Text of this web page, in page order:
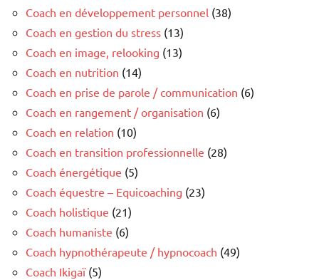
Coach en développement personnel (38)
Coach en gestion du stress (13)
Coach en image, relooking (13)
Coach en nutrition (14)
Coach en prise de parole / communication (6)
Coach en rangement / organisation (6)
Coach en relation (10)
Coach en transition professionnelle (28)
Coach énergétique (5)
Coach équestre – Equicoaching (23)
Coach holistique (21)
Coach humaniste (6)
Coach hypnothérapeute / hypnocoach (49)
Coach Ikigaï(5)